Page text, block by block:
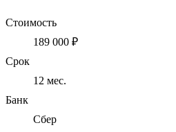
Стоимость
189 000 ₽
Срок
12 мес.
Банк
Сбер